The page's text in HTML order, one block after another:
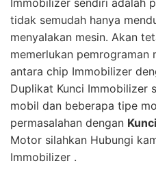
Immobilizer sendiri adalah
tidak semudah hanya
menyalakan mesin. Akan
memerlukan pemrograman
antara chip Immobilizer
Duplikat Kunci Immobilizer
mobil dan beberapa tipe
permasalahan dengan
Motor silahkan Hubungi
Immobilizer .